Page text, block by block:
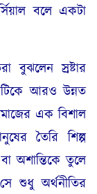
বলে একটা
স্রষ্টার
আরও উন্নত
এক বিশাল
তৈরি শিল্প
অশান্তিকে তুলে
শুধু অর্থনীতির